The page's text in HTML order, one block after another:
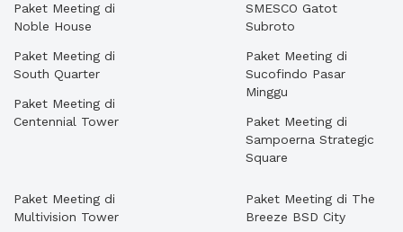
Paket Meeting di
Noble House
Paket Meeting di
South Quarter
Paket Meeting di
Centennial Tower
SMESCO Gatot
Subroto
Paket Meeting di
Sucofindo Pasar
Minggu
Paket Meeting di
Sampoerna Strategic
Square
Paket Meeting di
Multivision Tower
Paket Meeting di The
Breeze BSD City